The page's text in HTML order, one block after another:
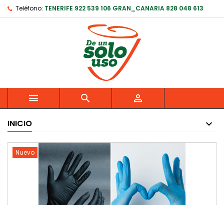
Teléfono: TENERIFE 922 539 106 GRAN_CANARIA 828 048 613
  
INICIO
Nuevo